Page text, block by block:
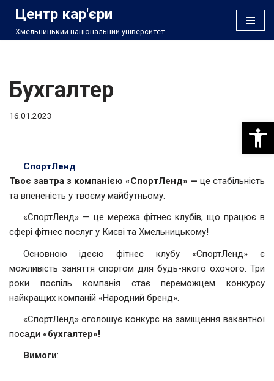
Перейти
Центр кар'єри
Хмельницький національний університет
Бухгалтер
16.01.2023
СпортЛенд
Твоє завтра з компанією «СпортЛенд» — це стабільність
та впененість у твоєму майбутньому.
«СпортЛенд» — це мережа фітнес клубів, що працює в
сфері фітнес послуг у Києві та Хмельницькому!
Основною ідеєю фітнес клубу «СпортЛенд» є
можливість заняття спортом для будь-якого охочого. Три
роки поспіль компанія стає переможцем конкурсу
найкращих компаній «Народний бренд».
«СпортЛенд» оголошує конкурс на заміщення вакантної
посади «бухгалтер»!
Вимоги: